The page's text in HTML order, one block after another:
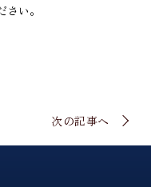
い。
次の記事へ